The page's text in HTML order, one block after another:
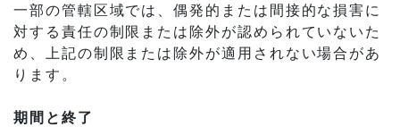
一部の管轄区域では、偶発的または間接的な損害に
対する責任の制限または除外が認められていないた
め、上記の制限または除外が適用されない場合があ
ります。
期間と終了